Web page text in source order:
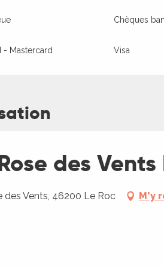
Chèques
- Mastercard Visa
des
des Vents, 46200 Le Roc M'y